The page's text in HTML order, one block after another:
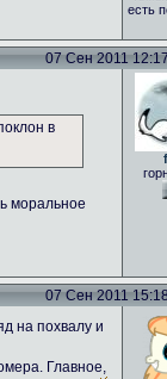
есть
07 Сен 2011
в
моральное
07 Сен 2011
на похвалу и
Главное,